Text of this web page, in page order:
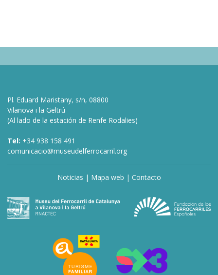
Pl. Eduard Maristany, s/n, 08800
Vilanova i la Geltrú
(Al lado de la estación de Renfe Rodalies)
Tel: +34 938 158 491
comunicacio@museudelferrocarril.org
Noticias | Mapa web | Contacto